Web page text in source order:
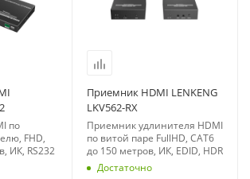
по
FHD,
ИК, RS232
Приемник HDMI LENKENG
LKV562-RX
Приемник удлинителя HDMI
по витой паре FullHD, CAT6
до 150 метров, ИК, EDID, HDR
Достаточно